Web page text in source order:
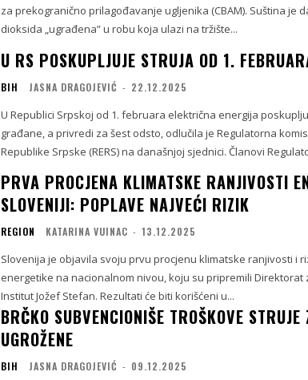
za prekogranično prilagođavanje ugljenika (CBAM). Suština je
dioksida „ugrađena” u robu koja ulazi na tržište...
U RS POSKUPLJUJE STRUJA OD 1.
BIH JASNA DRAGOJEVIĆ - 22.12.2025
U Republici Srpskoj od 1. februara električna energija
građane, a privredi za šest odsto, odlučila je Regulatorna
Republike Srpske (RERS) na današnjoj sjednici. Članovi
PRVA PROCJENA KLIMATSKE RANJIVOSTI
SLOVENIJI: POPLAVE NAJVEĆI RIZIK
REGION KATARINA VUINAC - 13.12.2025
Slovenija je objavila svoju prvu procjenu klimatske ranjivosti i
energetike na nacionalnom nivou, koju su pripremili Direktorat
Institut Jožef Stefan. Rezultati će biti korišćeni u...
BRČKO SUBVENCIONIŠE TROŠKOVE STRUJE
UGROŽENE
BIH JASNA DRAGOJEVIĆ - 09.12.2025